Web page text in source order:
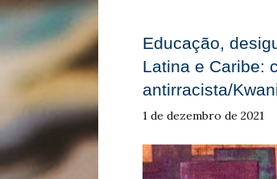
Educação,
Latina e Caribe:
antirracista/
1 de dezembro de 2021